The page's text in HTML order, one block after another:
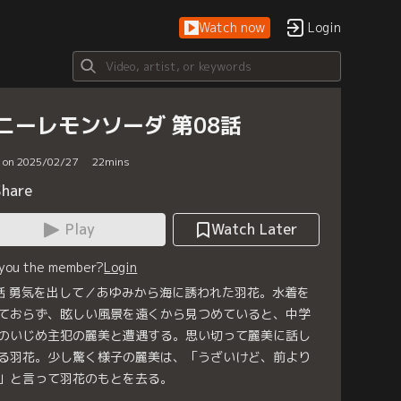
Watch now Login
ーレモンソーダ 第08話
on 2025/02/27 22mins
Play
Watch Later
the member?Login
勇気を出して／あゆみから海に誘われた羽花。水着を
おらず、眩しい風景を遠くから見つめていると、中学
いじめ主犯の麗美と遭遇する。思い切って麗美に話し
羽花。少し驚く様子の麗美は、「うざいけど、前より
と言って羽花のもとを去る。